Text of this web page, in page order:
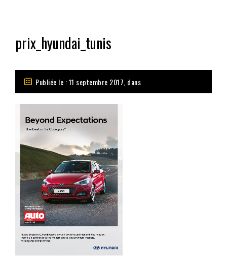
prix_hyundai_tunis
Publiée le : 11 septembre 2017, dans